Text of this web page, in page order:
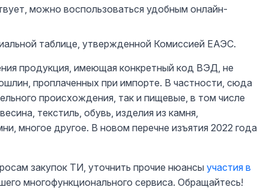
можно воспользоваться удобным онлайн-
таблице, утвержденной Комиссией ЕАЭС.
продукция, имеющая конкретный код ВЭД, не
проплаченных при импорте. В частности, сюда
происхождения, так и пищевые, в том числе
текстиль, обувь, изделия из камня,
многое другое. В новом перечне изъятия 2022 года
закупок ТИ, уточнить прочие нюансы участия в
многофункционального сервиса. Обращайтесь!